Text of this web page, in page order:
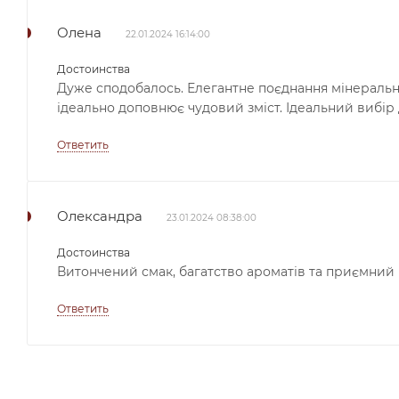
Олена 22.01.2024 16:14:00
Достоинства
Дуже сподобалось. Елегантне поєднання
ідеально доповнює чудовий зміст. Ідеальний
Ответить
Олександра 23.01.2024 08:38:00
Достоинства
Витончений смак, багатство ароматів та
Ответить